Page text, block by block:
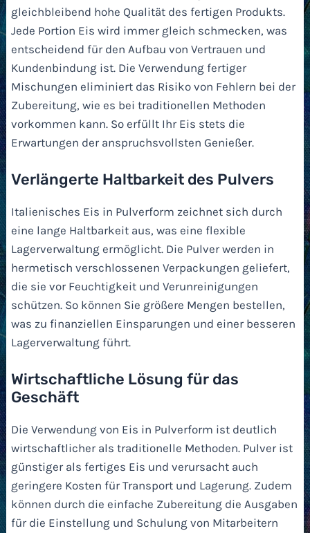
gleichbleibend hohe Qualität des fertigen Produkts.
Jede Portion Eis wird immer gleich schmecken, was
entscheidend für den Aufbau von Vertrauen und
Kundenbindung ist. Die Verwendung fertiger
Mischungen eliminiert das Risiko von Fehlern bei der
Zubereitung, wie es bei traditionellen Methoden
vorkommen kann. So erfüllt Ihr Eis stets die
Erwartungen der anspruchsvollsten Genießer.
Verlängerte Haltbarkeit des Pulvers
Italienisches Eis in Pulverform zeichnet sich durch
eine lange Haltbarkeit aus, was eine flexible
Lagerverwaltung ermöglicht. Die Pulver werden in
hermetisch verschlossenen Verpackungen geliefert,
die sie vor Feuchtigkeit und Verunreinigungen
schützen. So können Sie größere Mengen bestellen,
was zu finanziellen Einsparungen und einer besseren
Lagerverwaltung führt.
Wirtschaftliche Lösung für das
Geschäft
Die Verwendung von Eis in Pulverform ist deutlich
wirtschaftlicher als traditionelle Methoden. Pulver ist
günstiger als fertiges Eis und verursacht auch
geringere Kosten für Transport und Lagerung. Zudem
können durch die einfache Zubereitung die Ausgaben
für die Einstellung und Schulung von Mitarbeitern